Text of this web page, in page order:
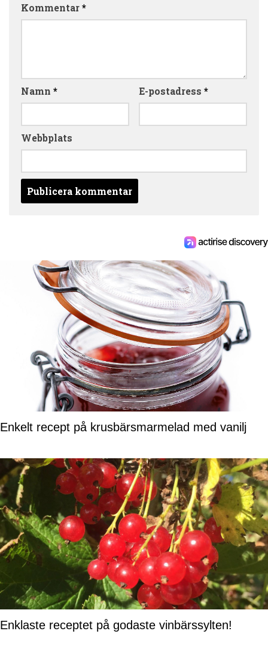
Kommentar*
Namn * E-postadress *
Webbplats
Enkelt recept på krusbärsmarmelad med vanilj
Enklaste receptet på godaste vinbärssylten!